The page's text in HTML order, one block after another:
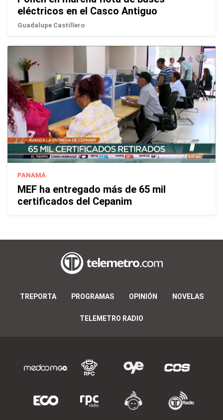
eléctricos en el Casco Antiguo
Guadalupe Castillero
PANAMÁ
MEF ha entregado más de 65 mil
certificados del Cepanim
TREPORTA PROGRAMAS OPINIÓN NOVELAS
TELEMETRO RADIO